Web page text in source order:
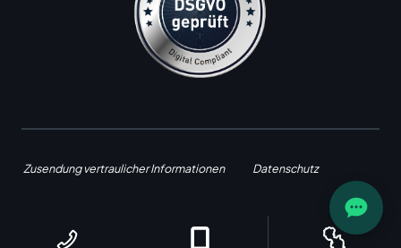
Zusendung vertraulicher Informationen Datenschutz